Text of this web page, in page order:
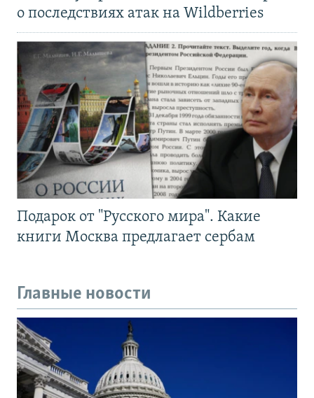
о последствиях атак на Wildberries
Подарок от "Русского мира". Какие
книги Москва предлагает сербам
Главные новости